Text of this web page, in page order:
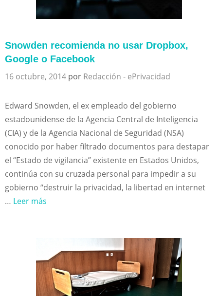
Snowden recomienda no usar Dropbox,
Google o Facebook
16 octubre, 2014 por Redacción - ePrivacidad
Edward Snowden, el ex empleado del gobierno
estadounidense de la Agencia Central de Inteligencia
(CIA) y de la Agencia Nacional de Seguridad (NSA)
conocido por haber filtrado documentos para destapar
el “Estado de vigilancia” existente en Estados Unidos,
continúa con su cruzada personal para impedir a su
gobierno “destruir la privacidad, la libertad en internet
… Leer más